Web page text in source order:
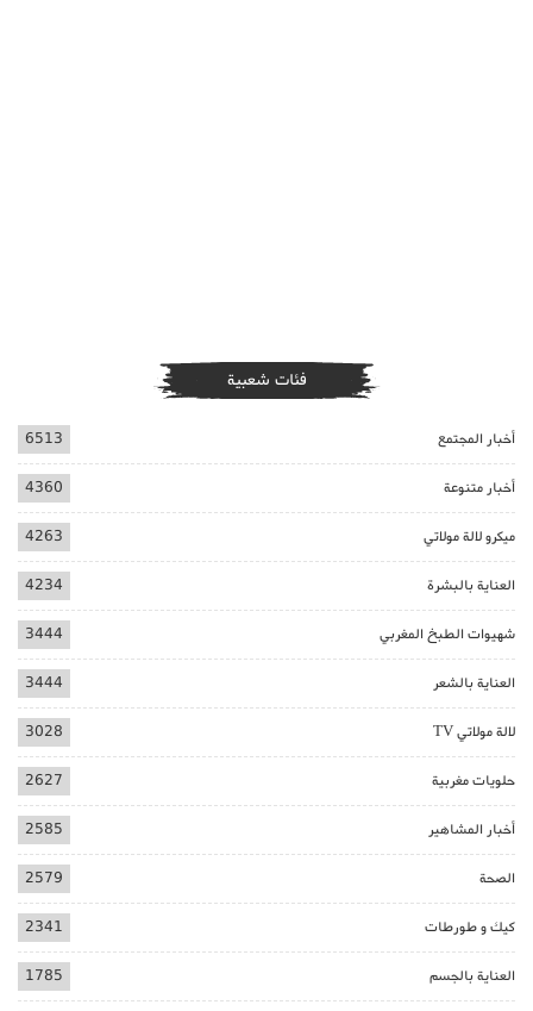
فئات شعبية
أخبار المجتمع 6513
أخبار متنوعة 4360
ميكرو لالة مولاتي 4263
العناية بالبشرة 4234
شهيوات الطبخ المغربي 3444
العناية بالشعر 3444
لالة مولاتي TV 3028
حلويات مغربية 2627
أخبار المشاهير 2585
الصحة 2579
كيك و طورطات 2341
العناية بالجسم 1785